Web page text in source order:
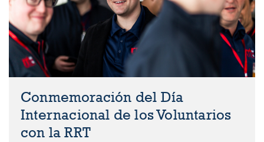
Conmemoración del Día
Internacional de los Voluntarios
con la RRT